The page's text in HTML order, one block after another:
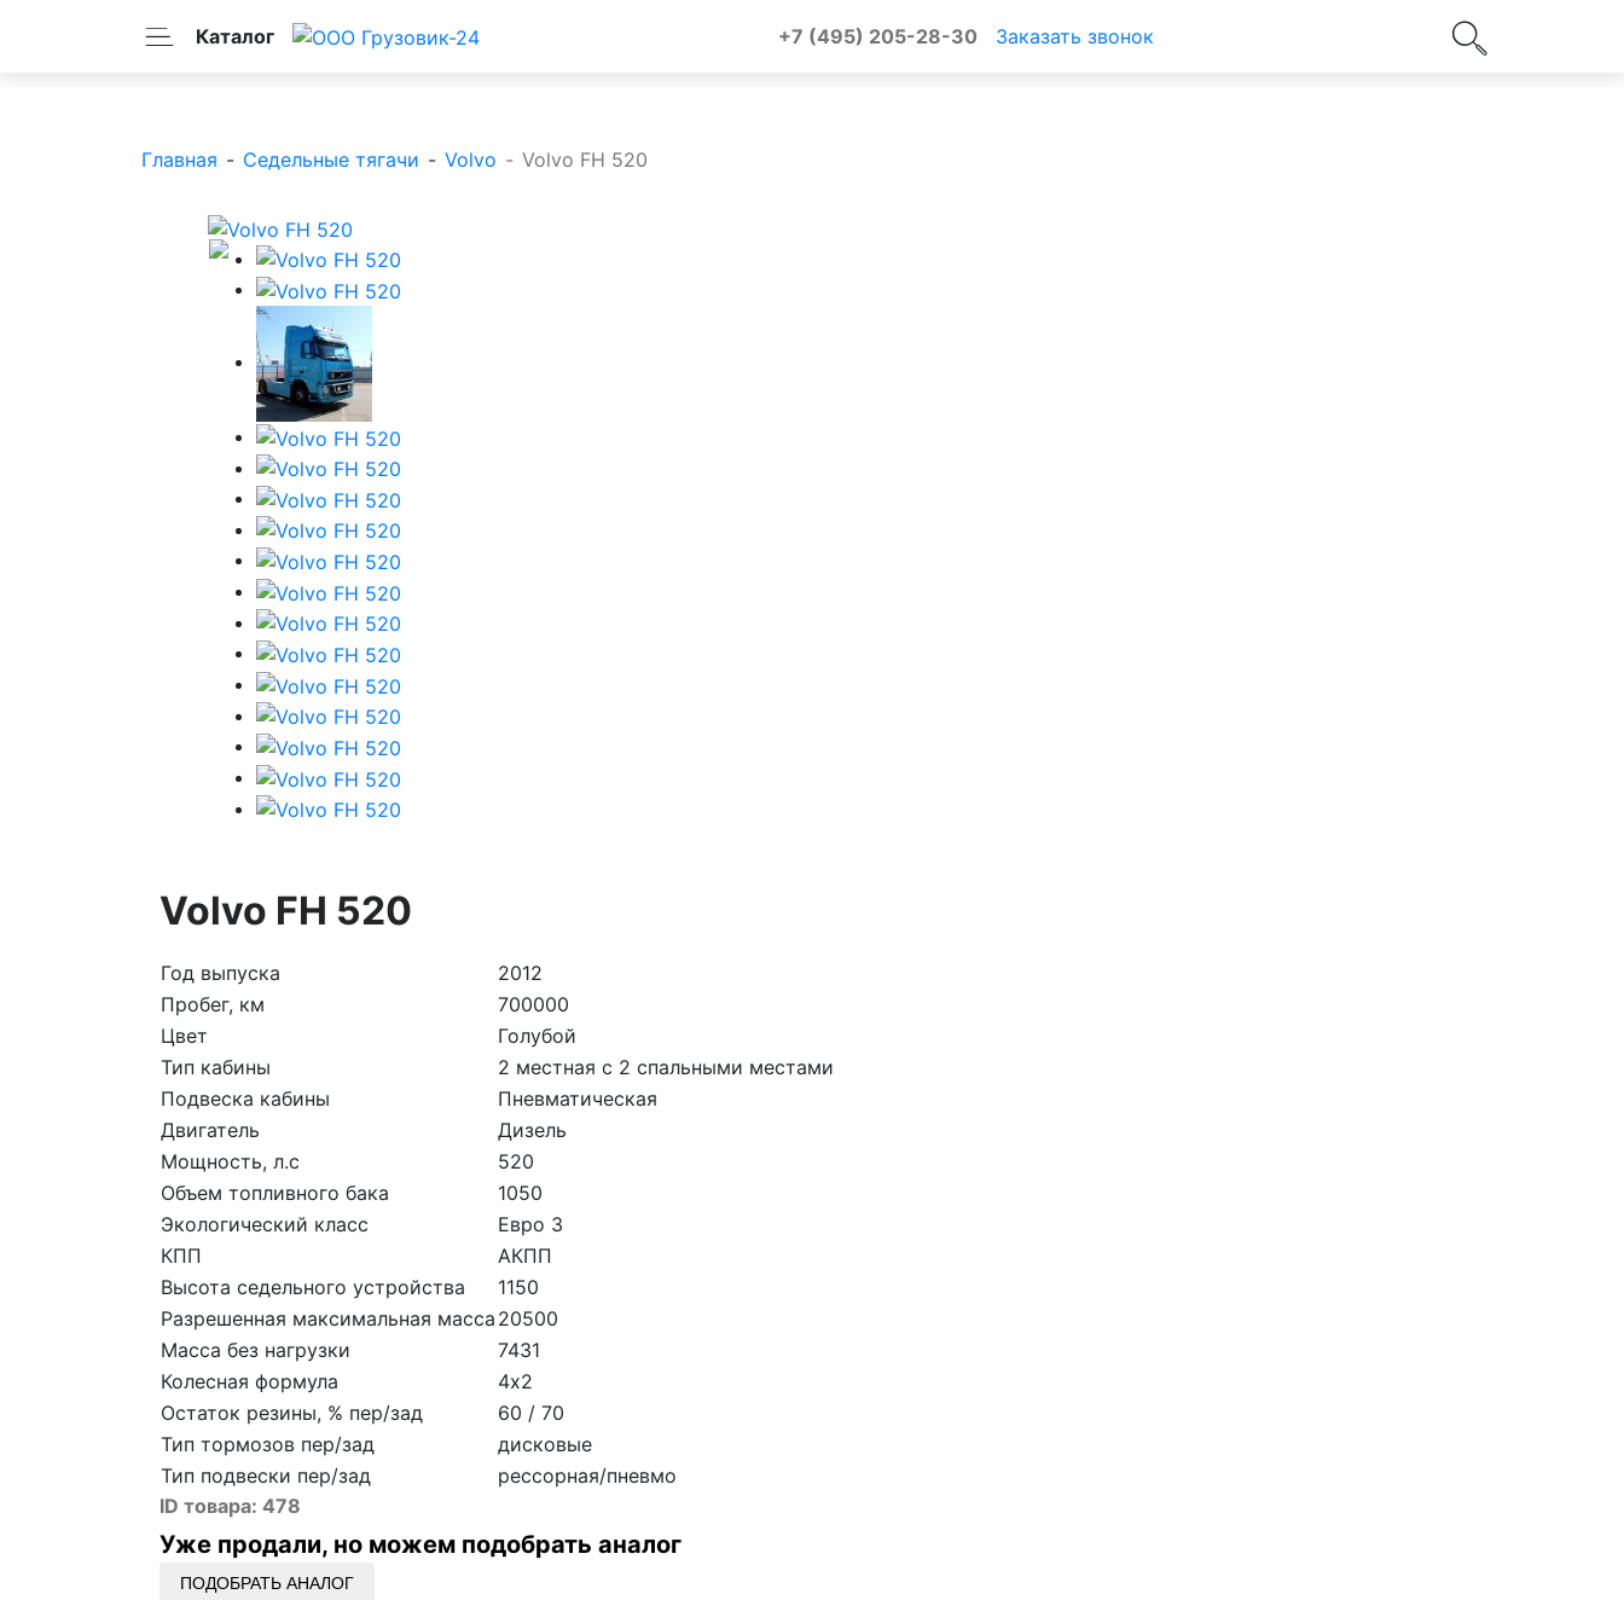
Каталог +7 (495) 205-28-30 Заказать звонок
Главная - Седельные тягачи - Volvo - Volvo FH 520
Volvo FH 520
Год выпуска
2012
Пробег, км
700000
Цвет
Голубой
Тип кабины
2 местная с 2 спальными местами
Подвеска кабины
Пневматическая
Двигатель
Дизель
Мощность, л.с
520
Объем топливного бака
1050
Экологический класс
Евро 3
КПП
АКПП
Высота седельного устройства
1150
Разрешенная максимальная масса 20500
Масса без нагрузки
7431
Колесная формула
4х2
Остаток резины, % пер/зад
60 / 70
Тип тормозов пер/зад
дисковые
Тип подвески пер/зад
рессорная/пневмо
ID товара: 478
Уже продали, но можем подобрать аналог
ПОДОБРАТЬ АНАЛОГ